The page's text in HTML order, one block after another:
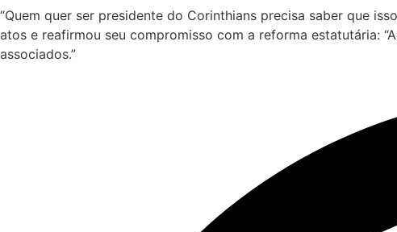
“Quem quer ser presidente do Corinthians precisa saber que
atos e reafirmou seu compromisso com a reforma estatutária:
associados.”